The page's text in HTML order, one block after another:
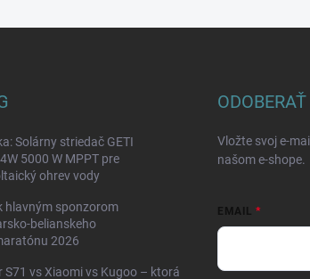
Solárny striedač GETI
5000 W MPPT pre
ohrev vody
hlavným sponzorom
belianskeho
2026
S71 vs Xiaomi vs Kugoo – ktorá
Vložte svoj e-
našom e-shope.
EMAIL